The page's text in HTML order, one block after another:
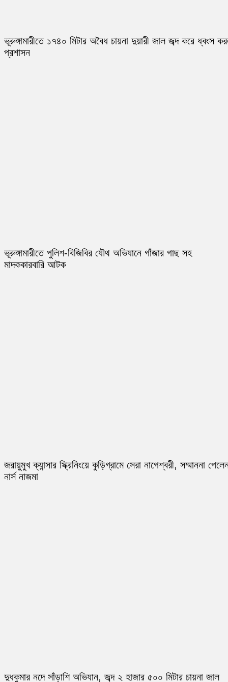
ভূরুঙ্গামারীতে ১৭৪০ মিটার অবৈধ চায়না দুয়ারী জাল জব্দ করে ধ্বংস
প্রশাসন
ভূরুঙ্গামারীতে পুলিশ-বিজিবির যৌথ অভিযানে গাঁজার গাছ সহ
মাদককারবারি আটক
জরায়ুমুখ ক্যান্সার স্ক্রিনিংয়ে কুড়িগ্রামে সেরা নাগেশ্বরী, সম্মাননা
নার্স নাজমা
দুধকুমার নদে সাঁড়াশি অভিযান, জব্দ ২ হাজার ৫০০ মিটার চায়না জাল